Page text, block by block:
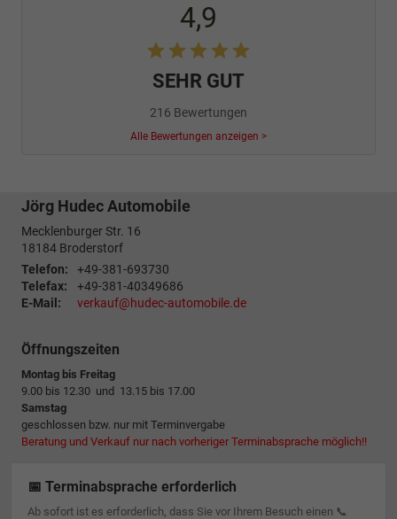
4,9
SEHR GUT
216 Bewertungen
Alle Bewertungen anzeigen >
Jörg Hudec Automobile
Mecklenburger Str. 16
18184 Broderstorf
Telefon:
+49-381-693730
Telefax:
+49-381-40349686
E-Mail:
verkauf@hudec-automobile.de
Öffnungszeiten
Montag bis Freitag
9.00 bis 12.30 und 13.15 bis 17.00
Samstag
geschlossen bzw. nur mit Terminvergabe
Beratung und Verkauf nur nach vorheriger Terminabsprache möglich!!
📅 Terminabsprache erforderlich
Ab sofort ist es erforderlich, dass Sie vor Ihrem Besuch einen 📞